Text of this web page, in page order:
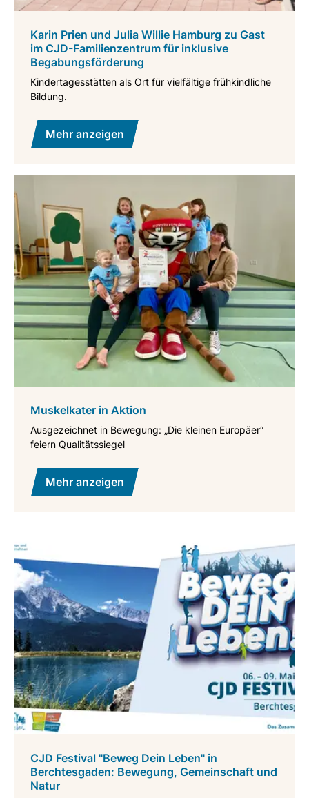
Karin Prien und Julia Willie Hamburg zu Gast
im CJD-Familienzentrum für inklusive
Begabungsförderung
Kindertagesstätten als Ort für vielfältige frühkindliche
Bildung.
Mehr anzeigen
Muskelkater in Aktion
Ausgezeichnet in Bewegung: „Die kleinen Europäer“
feiern Qualitätssiegel
Mehr anzeigen
CJD Festival "Beweg Dein Leben" in
Berchtesgaden: Bewegung, Gemeinschaft und
Natur